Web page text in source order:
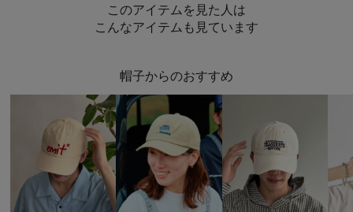
このアイテムを見た人は
こんなアイテムも見ています
帽子からのおすすめ